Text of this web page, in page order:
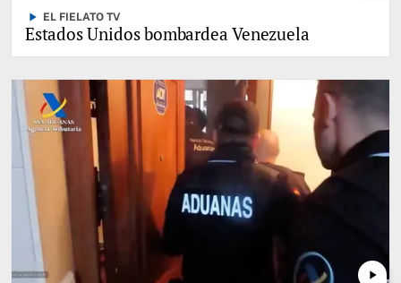
play_arrow EL FIELATO TV
Estados Unidos bombardea Venezuela
play_arrow